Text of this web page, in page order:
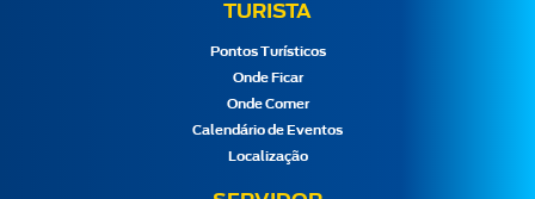
TURISTA
Pontos Turísticos
Onde Ficar
Onde Comer
Calendário de Eventos
Localização